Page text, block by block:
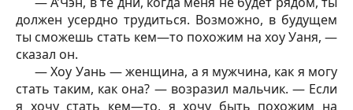
должен усердно трудиться. Возможно, в будущем
ты сможешь стать кем—то похожим на хоу Уаня, —
сказал он.
— Хоу Уань — женщина, а я мужчина, как я могу
стать таким, как она? — возразил мальчик. — Если
я хочу стать кем—то, я хочу быть похожим на